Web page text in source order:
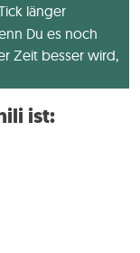
länger
Du es noch
Zeit besser wird,
ist: